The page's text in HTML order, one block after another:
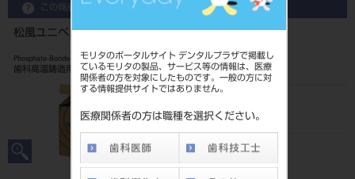
モリタのポータルサイト デンタルプラザで掲載し
ているモリタの製品、サービス等の情報は、医療
関係者の方を対象にしたものです。一般の方に対
する情報提供サイトではありません。
医療関係者の方は職種を選択ください。
この商品に関するお問い合わせ
松風ユニベスト ノンプレシャス （粉末）2.5kg入
Phosphate-Bonded Casting Investment
歯科高温鋳造用埋没材
204310546
JAN/EANコード